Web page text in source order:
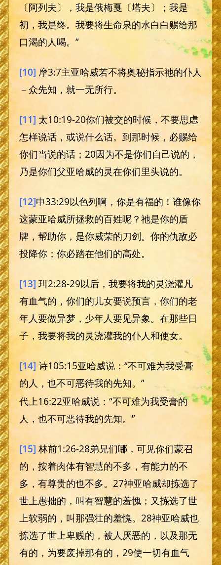
〔阿列夫〕，我是俄梅戛〔塔夫〕；我是
初，我是终。我要将生命泉的水白白赐给那
口渴的人喝。”
[10] 摩3:7主亚哈威若不将奥秘指示祂的仆人
－众先知，就一无所行。
[11] 太10:19-20你们被交的时候，不要思虑
怎样说话，或说什么话。到那时候，必赐给
你们当说的话；20因为不是你们自己说的，
乃是你们父亚哈威的灵在你们里头说的。
[12]申33:29以色列啊，你是有福的！谁像你
这蒙亚哈威所拯救的百姓呢？祂是你的盾
牌，帮助你，是你威荣的刀剑。你的仇敌必
投降你；你必踏在他们的高处。
[13] 珥2:28-29以后，我要将我的灵浇灌凡
有血气的，你们的儿女要说预言，你们的老
年人要做异梦，少年人要见异象。在那些日
子，我要将我的灵浇灌我的仆人和使女。
[14] 诗105:15亚哈威说：“不可难为我受膏
的人，也不可恶待我的先知。”
代上16:22亚哈威说：“不可难为我受膏的
人，也不可恶待我的先知。”
[15] 林前1:26-28弟兄们哪，可见你们蒙召
的，按着肉体有智慧的不多，有能力的不
多，有尊贵的也不多。27神亚哈威却拣选了
世上愚拙的，叫有智慧的羞愧；又拣选了世
上软弱的，叫那强壮的羞愧。28神亚哈威也
拣选了世上卑贱的，被人厌恶的，以及那无
有的，为要废掉那有的，29使一切有血气